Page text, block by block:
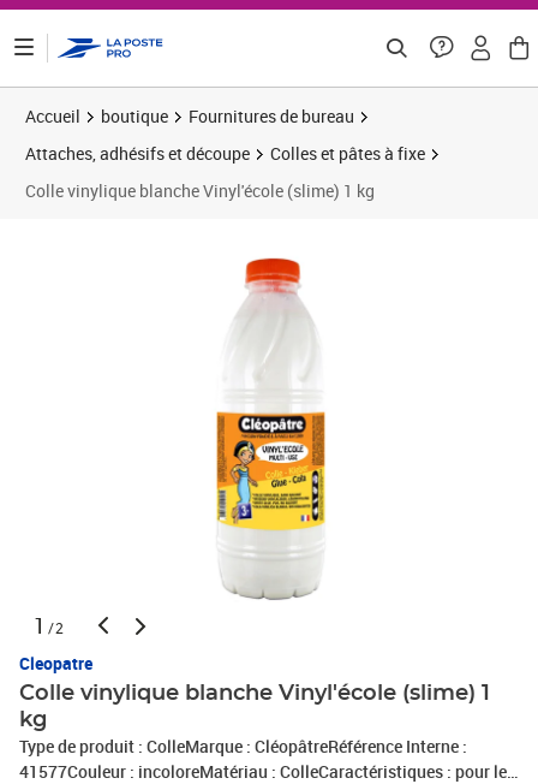
Accueil boutique
Fournitures de bureau
Attaches, adhésifs et découpe
Colles et pâtes à fixe
Colle vinylique blanche Vinyl'école (slime) 1 kg
1 /2
Cleopatre
Colle vinylique blanche Vinyl'école (slime) 1
kg
Type de produit : ColleMarque : CléopâtreRéférence Interne :
41577Couleur : incoloreMatériau : ColleCaractéristiques : pour le